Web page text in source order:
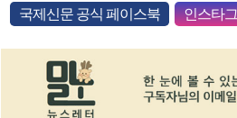
국제신문 공식 페이스북 인스타